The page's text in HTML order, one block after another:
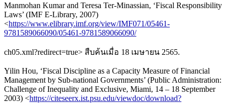
Manmohan Kumar and Teresa Ter-Minassian, ‘Fiscal Responsibility
Laws’ (IMF E-Library, 2007)
<https://www.elibrary.imf.org/view/IMF071/05461-
9781589066090/05461-9781589066090/
ch05.xml?redirect=true> สืบค้นเมื่อ 18 เมษายน 2565.
Yilin Hou, ‘Fiscal Discipline as a Capacity Measure of Financial
Management by Sub-national Governments’ (Public Administration:
Challenge of Inequality and Exclusive, Miami, 14 – 18 September
2003) <https://citeseerx.ist.psu.edu/viewdoc/download?